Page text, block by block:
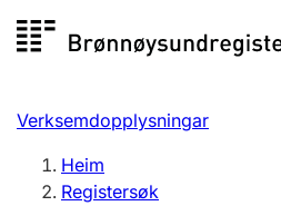
til
Registersøk
Aksjeselskap
Verksemdopplysningar
Heim
Registersøk